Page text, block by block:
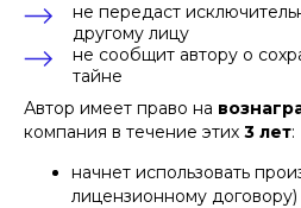
не передаст
другому лицу
не сообщит автору о
тайне
Автор имеет право на
компания в течение этих 3 лет:
начнет использовать
лицензионному договору)